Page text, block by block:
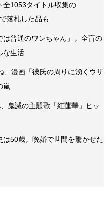
全1053タイトル収集の
落札した品も
は普通のワンちゃん」。全盲の
な生活
、漫画「彼氏の周りに湧くウザ
嵐
鬼滅の主題歌「紅蓮華」ヒッ
は50歳。晩婚で世間を驚かせた